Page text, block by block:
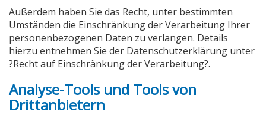
Außerdem haben Sie das Recht, unter bestimmten
Umständen die Einschränkung der Verarbeitung Ihrer
personenbezogenen Daten zu verlangen. Details
hierzu entnehmen Sie der Datenschutzerklärung unter
?Recht auf Einschränkung der Verarbeitung?.
Analyse-Tools und Tools von
Drittanbietern